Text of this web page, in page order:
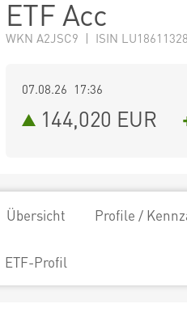
ETF Acc
WKN A2JSC9 | ISIN
07.08.26 17:36
144,020 EUR
Übersicht Profile /
ETF-Profil